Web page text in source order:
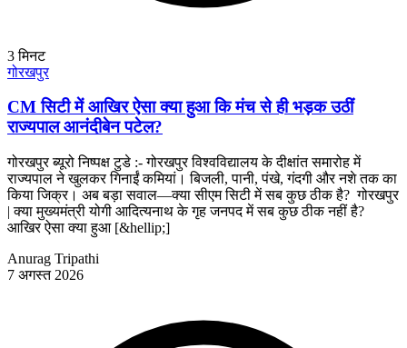
3मिनट
गोरखपुर
CM सिटी में आखिर ऐसा क्या हुआ कि मंच से ही भड़क उठीं
राज्यपाल आनंदीबेन पटेल?
गोरखपुर ब्यूरो निष्पक्ष टुडे :- गोरखपुर विश्वविद्यालय के दीक्षांत समारोह में
राज्यपाल ने खुलकर गिनाईं कमियां। बिजली, पानी, पंखे, गंदगी और नशे तक का
किया जिक्र। अब बड़ा सवाल—क्या सीएम सिटी में सब कुछ ठीक है? गोरखपुर
| क्या मुख्यमंत्री योगी आदित्यनाथ के गृह जनपद में सब कुछ ठीक नहीं है?
आखिर ऐसा क्या हुआ [&hellip;]
Anurag Tripathi
7 अगस्त 2026